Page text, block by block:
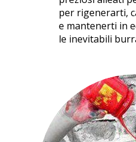
per rigenerarti,
e mantenerti in
le inevitabili